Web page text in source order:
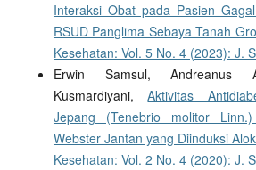
Interaksi Obat pada Pasien
RSUD Panglima Sebaya Tanah
Kesehatan: Vol. 5 No. 4 (2023): J.
Erwin Samsul, Andreanus
Kusmardiyani,Aktivitas
Jepang (Tenebrio molitor
Webster Jantan yang Diinduksi
Kesehatan: Vol. 2 No. 4 (2020): J.